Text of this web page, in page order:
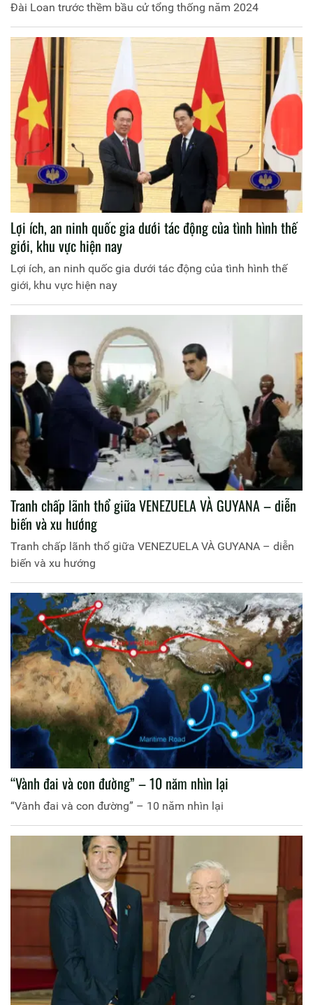
Đài Loan trước thềm bầu cử tổng thống năm 2024
Lợi ích, an ninh quốc gia dưới tác động của tình hình thế
giới, khu vực hiện nay
Lợi ích, an ninh quốc gia dưới tác động của tình hình thế
giới, khu vực hiện nay
Tranh chấp lãnh thổ giữa VENEZUELA VÀ GUYANA – diễn
biến và xu hướng
Tranh chấp lãnh thổ giữa VENEZUELA VÀ GUYANA – diễn
biến và xu hướng
“Vành đai và con đường” – 10 năm nhìn lại
“Vành đai và con đường” – 10 năm nhìn lại